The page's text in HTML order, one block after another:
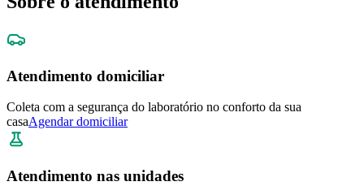
Atendimento domiciliar
Coleta com a segurança do laboratório no conforto da sua
casaAgendar domiciliar
Atendimento nas unidades